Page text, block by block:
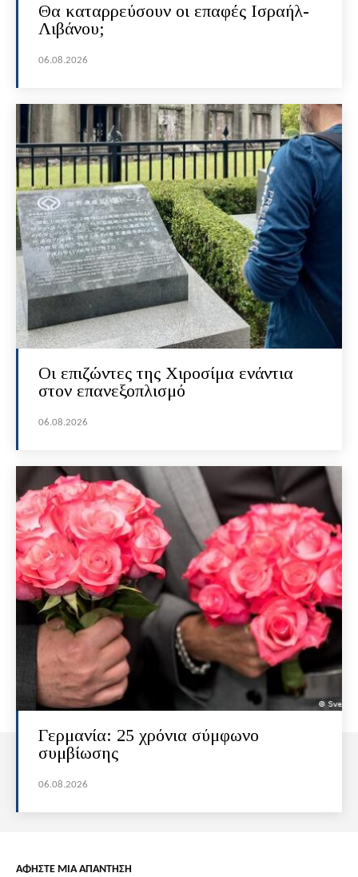
Θα καταρρεύσουν οι επαφές Ισραήλ-
Λιβάνου;
06.08.2026
Οι επιζώντες της Χιροσίμα ενάντια
στον επανεξοπλισμό
06.08.2026
Γερμανία: 25 χρόνια σύμφωνο
συμβίωσης
06.08.2026
ΑΦΗΣΤΕ ΜΙΑ ΑΠΑΝΤΗΣΗ